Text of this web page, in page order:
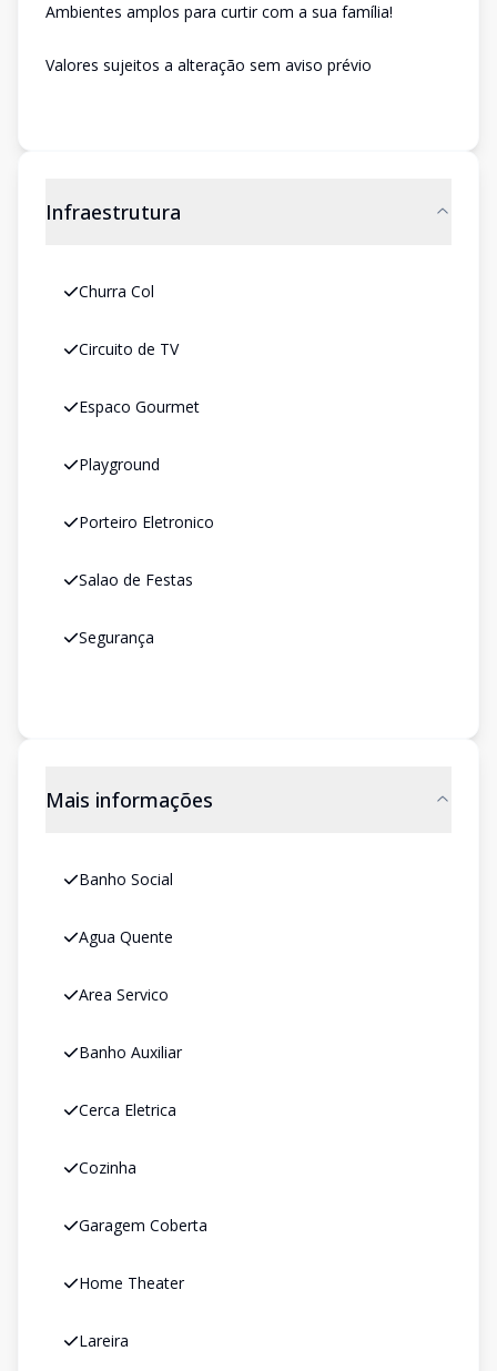
Ambientes amplos para curtir com a sua família!
Valores sujeitos a alteração sem aviso prévio
Infraestrutura
Churra Col
Circuito de TV
Espaco Gourmet
Playground
Porteiro Eletronico
Salao de Festas
Segurança
Mais informações
Banho Social
Agua Quente
Area Servico
Banho Auxiliar
Cerca Eletrica
Cozinha
Garagem Coberta
Home Theater
Lareira